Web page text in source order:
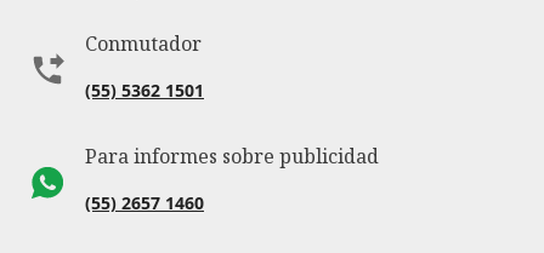
Conmutador
(55) 5362 1501
Para informes sobre publicidad
(55) 2657 1460